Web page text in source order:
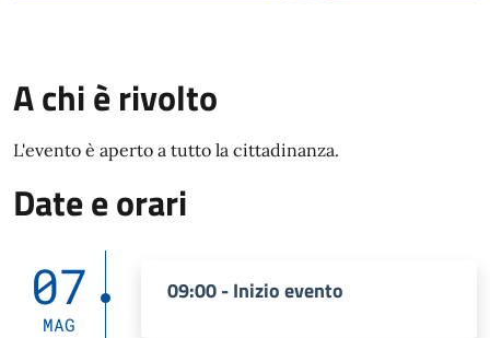
A chi è rivolto
L'evento è aperto a tutto la cittadinanza.
Date e orari
07
MAG
09:00 - Inizio evento